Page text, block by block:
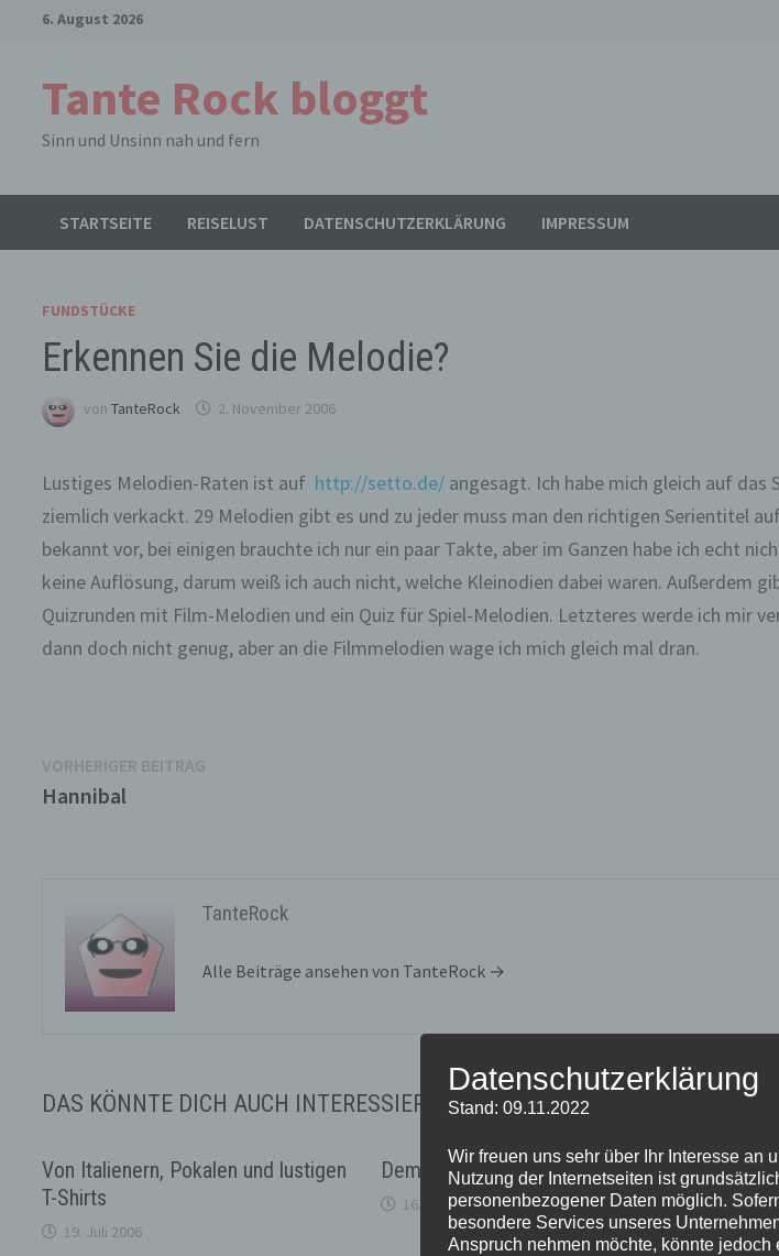
6. August 2026
Tante Rock bloggt
Sinn und Unsinn nah und fern
STARTSEITE REISELUST DATENSCHUTZERKLÄRUNG IMPRESSUM
FUNDSTÜCKE
Erkennen Sie die Melodie?
vonTanteRock 2. November 2006
Lustiges Melodien-Raten ist auf http://setto.de/ angesagt. Ich habe mich gleich auf das
ziemlich verkackt. 29 Melodien gibt es und zu jeder muss man den richtigen Serientitel
bekannt vor, bei einigen brauchte ich nur ein paar Takte, aber im Ganzen habe ich echt
keine Auflösung, darum weiß ich auch nicht, welche Kleinodien dabei waren. Außerdem
Quizrunden mit Film-Melodien und ein Quiz für Spiel-Melodien. Letzteres werde ich mir
dann doch nicht genug, aber an die Filmmelodien wage ich mich gleich mal dran.
Beitragsnavigation
VORHERIGER BEITRAG
Hannibal
TanteRock
Alle Beiträge ansehen von TanteRock →
DAS KÖNNTE DICH AUCH INTERESSIEREN
Von Italienern, Pokalen und lustigen
T-Shirts
19. Juli 2006
Dem Trend auf der Spur
16. Juni 2006
Heute
15.
Datenschutzerklärung
Stand: 09.11.2022
Wir freuen uns sehr über Ihr Interesse an
Nutzung der Internetseiten ist
personenbezogener Daten möglich.
besondere Services unseres
Anspruch nehmen möchte, könnte jedoch